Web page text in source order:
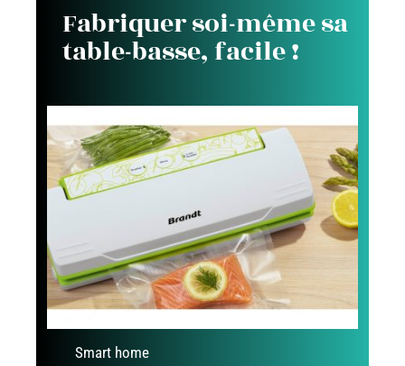
Fabriquer soi-même sa
table-basse, facile !
Smart home